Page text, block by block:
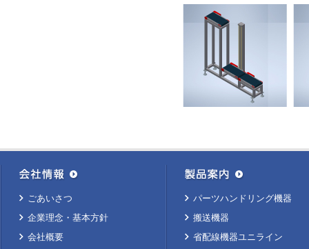
ごあいさつ
企業理念・基本方針
会社概要
パーツハンドリング機器
搬送機器
省配線機器ユニライン